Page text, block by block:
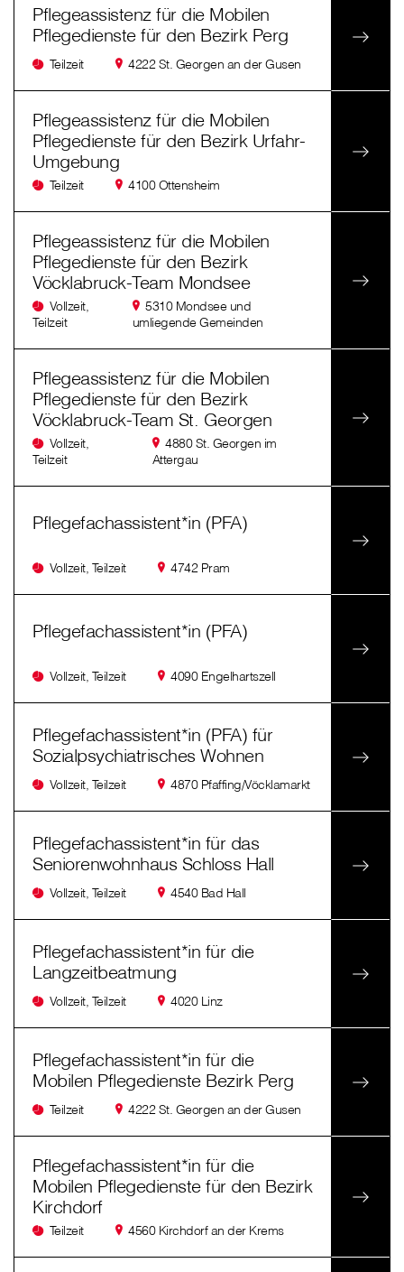
Pflegeassistenz für die Mobilen
Pflegedienste für den Bezirk Perg
Teilzeit 4222 St. Georgen an der Gusen
Pflegeassistenz für die Mobilen
Pflegedienste für den Bezirk Urfahr-
Umgebung
Teilzeit 4100 Ottensheim
Pflegeassistenz für die Mobilen
Pflegedienste für den Bezirk
Vöcklabruck-Team Mondsee
Vollzeit,
Teilzeit
5310 Mondsee und
umliegende Gemeinden
Pflegeassistenz für die Mobilen
Pflegedienste für den Bezirk
Vöcklabruck-Team St. Georgen
Vollzeit,
Teilzeit
4880 St. Georgen im
Attergau
Pflegefachassistent*in (PFA)
Vollzeit, Teilzeit 4742 Pram
Pflegefachassistent*in (PFA)
Vollzeit, Teilzeit 4090 Engelhartszell
Pflegefachassistent*in (PFA) für
Sozialpsychiatrisches Wohnen
Vollzeit, Teilzeit 4870 Pfaffing/Vöcklamarkt
Pflegefachassistent*in für das
Seniorenwohnhaus Schloss Hall
Vollzeit, Teilzeit 4540 Bad Hall
Pflegefachassistent*in für die
Langzeitbeatmung
Vollzeit, Teilzeit 4020 Linz
Pflegefachassistent*in für die
Mobilen Pflegedienste Bezirk Perg
Teilzeit 4222 St. Georgen an der Gusen
Pflegefachassistent*in für die
Mobilen Pflegedienste für den Bezirk
Kirchdorf
Teilzeit 4560 Kirchdorf an der Krems